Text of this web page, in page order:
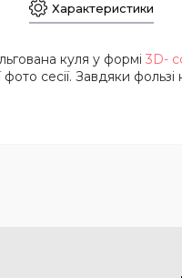
Характеристики
куля у формі 3D-
фото сесії. Завдяки